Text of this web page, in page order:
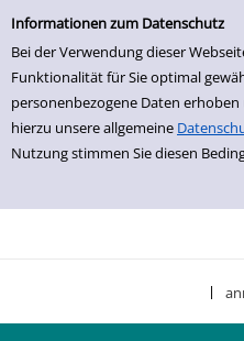
Einfache Suche
Informationen zum Datenschutz
Bei der Verwendung dieser
Funktionalität für Sie optimal
personenbezogene Daten
hierzu unsere allgemeine
Nutzung stimmen Sie diesen
Zur Detailanzeige springen